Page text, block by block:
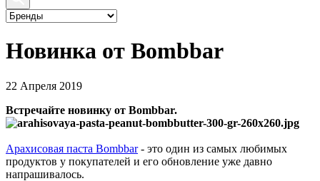
Новинка от Bombbar
22 Апреля 2019
Встречайте новинку от Bombbar.
Арахисовая паста Bombbar- это один из самых любимых
продуктов у покупателей и его обновление уже давно
напрашивалось.